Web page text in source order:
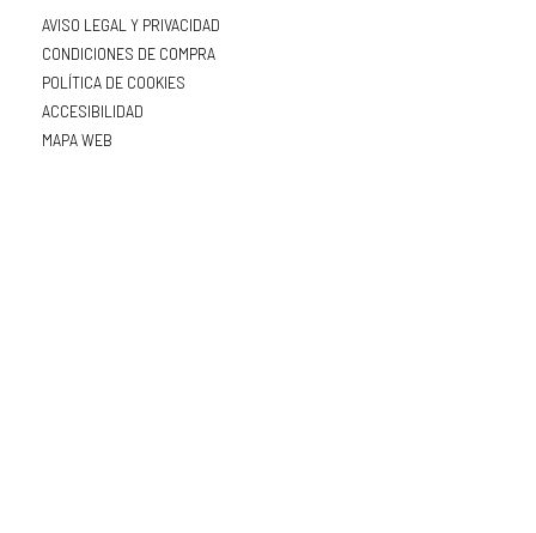
AVISO LEGAL Y PRIVACIDAD
CONDICIONES DE COMPRA
POLÍTICA DE COOKIES
ACCESIBILIDAD
MAPA WEB